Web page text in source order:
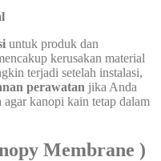
untuk produk dan
kerusakan material
terjadi setelah instalasi,
perawatan jika Anda
kanopi kain tetap dalam
Membrane )